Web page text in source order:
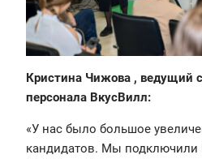
Кристина Чижова , ведущий
персонала ВкусВилл:
«У нас было большое
кандидатов. Мы подключили